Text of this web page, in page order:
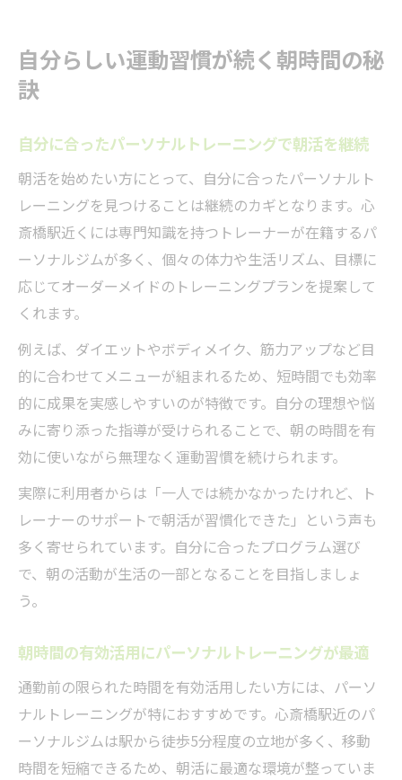
自分らしい運動習慣が続く朝時間の秘
訣
自分に合ったパーソナルトレーニングで朝活を継続
朝活を始めたい方にとって、自分に合ったパーソナルト
レーニングを見つけることは継続のカギとなります。心
斎橋駅近くには専門知識を持つトレーナーが在籍するパ
ーソナルジムが多く、個々の体力や生活リズム、目標に
応じてオーダーメイドのトレーニングプランを提案して
くれます。
例えば、ダイエットやボディメイク、筋力アップなど目
的に合わせてメニューが組まれるため、短時間でも効率
的に成果を実感しやすいのが特徴です。自分の理想や悩
みに寄り添った指導が受けられることで、朝の時間を有
効に使いながら無理なく運動習慣を続けられます。
実際に利用者からは「一人では続かなかったけれど、ト
レーナーのサポートで朝活が習慣化できた」という声も
多く寄せられています。自分に合ったプログラム選び
で、朝の活動が生活の一部となることを目指しましょ
う。
朝時間の有効活用にパーソナルトレーニングが最適
通勤前の限られた時間を有効活用したい方には、パーソ
ナルトレーニングが特におすすめです。心斎橋駅近のパ
ーソナルジムは駅から徒歩5分程度の立地が多く、移動
時間を短縮できるため、朝活に最適な環境が整っていま